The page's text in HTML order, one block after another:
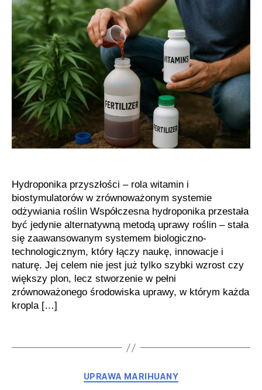
roślin
marihuany
Hydroponika przyszłości – rola witamin i
biostymulatorów w zrównoważonym systemie
odżywiania roślin Współczesna hydroponika przestała
być jedynie alternatywną metodą uprawy roślin – stała
się zaawansowanym systemem biologiczno-
technologicznym, który łączy naukę, innowacje i
naturę. Jej celem nie jest już tylko szybki wzrost czy
większy plon, lecz stworzenie w pełni
zrównoważonego środowiska uprawy, w którym każda
kropla […]
Kategorie
UPRAWA MARIHUANY